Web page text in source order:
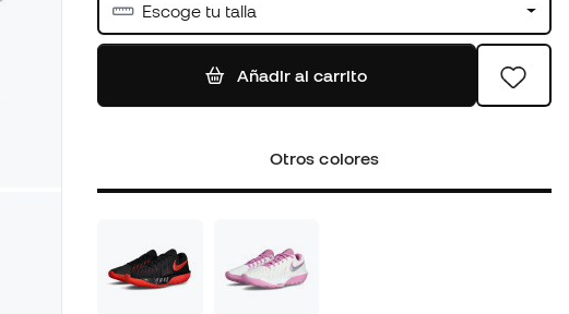
Escoge tu talla
Añadir al carrito
Otros colores